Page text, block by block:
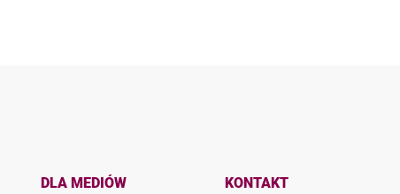
DLA MEDIÓW KONTAKT